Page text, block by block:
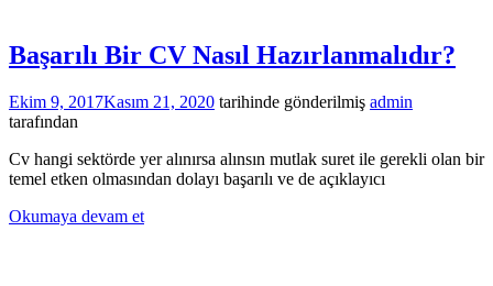
Başarılı Bir CV Nasıl Hazırlanmalıdır?
Ekim 9, 2017Kasım 21, 2020 tarihinde gönderilmiş admin
tarafından
Cv hangi sektörde yer alınırsa alınsın mutlak suret ile gerekli olan bir
temel etken olmasından dolayı başarılı ve de açıklayıcı
Okumaya devam et